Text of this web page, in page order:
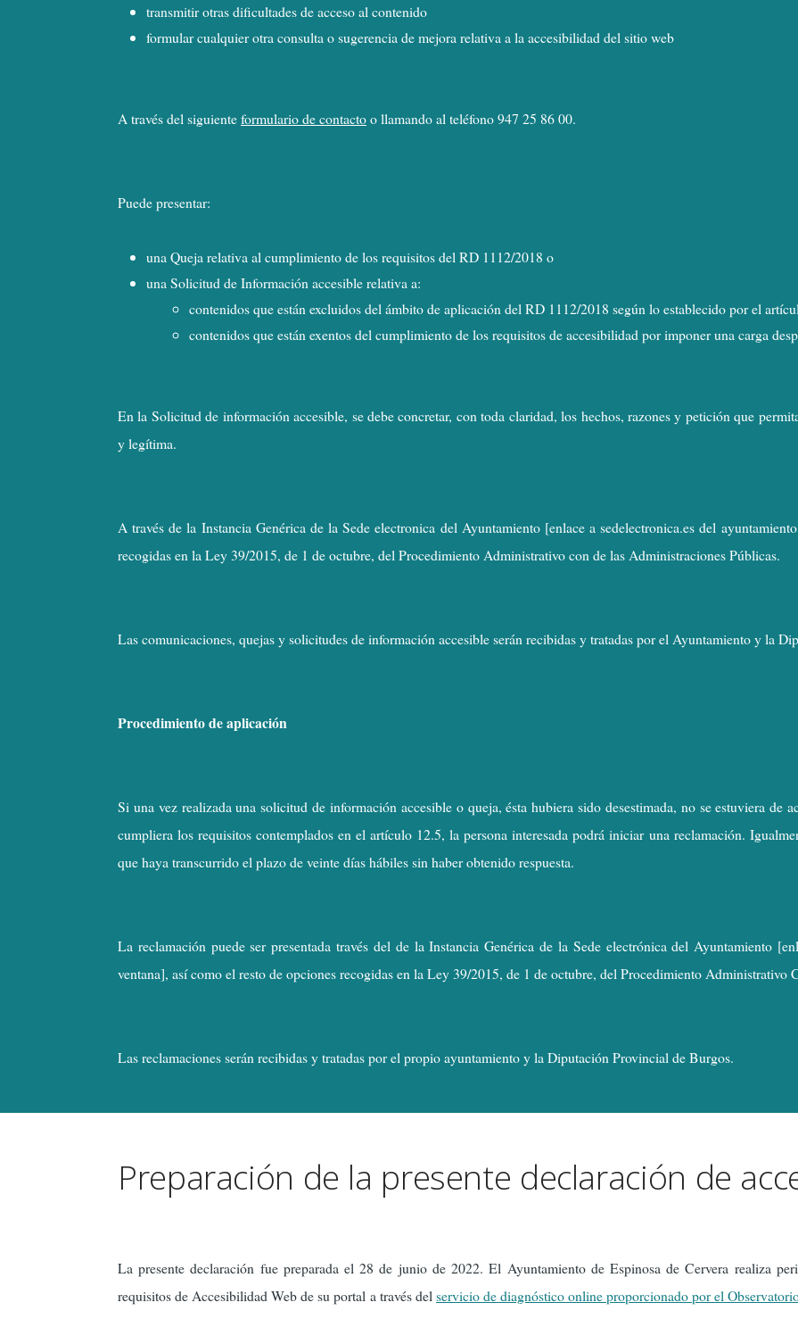
transmitir otras dificultades de acceso al contenido
formular cualquier otra consulta o sugerencia de mejora relativa a la accesibilidad del sitio web
A través del siguienteformulario de contactoo llamando al teléfono 947 25 86 00.
Puede presentar:
una Queja relativa al cumplimiento de los requisitos del RD 1112/2018 o
una Solicitud de Información accesible relativa a:
contenidos que están excluidos del ámbito de aplicación del RD 1112/2018 según lo establecido por el
contenidos que están exentos del cumplimiento de los requisitos de accesibilidad por imponer una carga
En la Solicitud de información accesible, se debe concretar, con toda claridad, los hechos, razones y petición que
y legítima.
A través de la Instancia Genérica de la Sede electronica del Ayuntamiento [enlace a sedelectronica.es del
recogidas en la Ley 39/2015, de 1 de octubre, del Procedimiento Administrativo con de las Administraciones Públicas.
Las comunicaciones, quejas y solicitudes de información accesible serán recibidas y tratadas por el Ayuntamiento y la
Procedimiento de aplicación
Si una vez realizada una solicitud de información accesible o queja, ésta hubiera sido desestimada, no se estuviera de
cumpliera los requisitos contemplados en el artículo 12.5, la persona interesada podrá iniciar una reclamación.
que haya transcurrido el plazo de veinte días hábiles sin haber obtenido respuesta.
La reclamación puede ser presentada través del de la Instancia Genérica de la Sede electrónica del Ayuntamiento
ventana], así como el resto de opciones recogidas en la Ley 39/2015, de 1 de octubre, del Procedimiento Administrativo
Las reclamaciones serán recibidas y tratadas por el propio ayuntamiento y la Diputación Provincial de Burgos.
Preparación de la presente declaración de
La presente declaración fue preparada el 28 de junio de 2022. El Ayuntamiento de Espinosa de Cervera realiza
requisitos de Accesibilidad Web de su portal a través delservicio de diagnóstico online proporcionado por el